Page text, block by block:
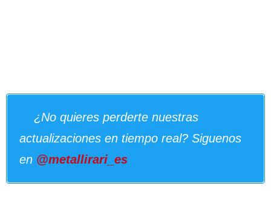
¿No quieres perderte nuestras
actualizaciones en tiempo real? Siguenos
en @metallirari_es